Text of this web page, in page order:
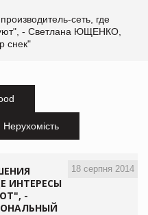
сеть, где
- Светлана ЮЩЕНКО,
снек"
Нерухомість
18 серпня 2014
ИНТЕРЕСЫ
-